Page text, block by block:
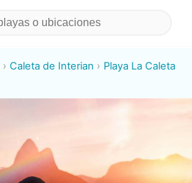
Caleta de Interian
Playa La Caleta